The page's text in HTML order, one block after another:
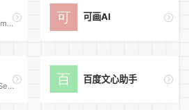
Create AI videos, images, audio, avatars, and effects in one workspace. Turn prompts and references into high-quality creative assets with Kling AI.
可画AI
当贝AI，体验DeepSeek满血版，聚合全网优质AI大模型，如DeepSeek-R1 671B、豆包、通义千问、智谱等。当贝AI知识库，深度AI解决方案，极速、高效、免费、无需注册、不限量！
百度文心助手